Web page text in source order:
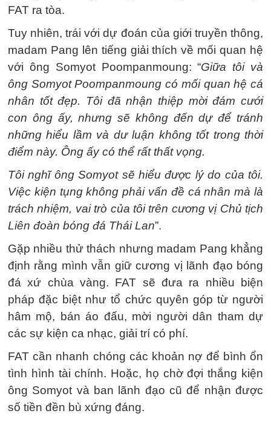
FAT ra tòa.
Tuy nhiên, trái với dự đoán của giới truyền thông,
madam Pang lên tiếng giải thích về mối quan hệ
với ông Somyot Poompanmoung: “Giữa tôi và
ông Somyot Poompanmoung có mối quan hệ cá
nhân tốt đẹp. Tôi đã nhận thiệp mời đám cưới
con ông ấy, nhưng sẽ không đến dự để tránh
những hiểu lầm và dư luận không tốt trong thời
điểm này. Ông ấy có thể rất thất vọng.
Tôi nghĩ ông Somyot sẽ hiểu được lý do của tôi.
Việc kiện tụng không phải vấn đề cá nhân mà là
trách nhiệm, vai trò của tôi trên cương vị Chủ tịch
Liên đoàn bóng đá Thái Lan”.
Gặp nhiều thử thách nhưng madam Pang khẳng
định rằng mình vẫn giữ cương vị lãnh đạo bóng
đá xứ chùa vàng. FAT sẽ đưa ra nhiều biện
pháp đặc biệt như tổ chức quyên góp từ người
hâm mộ, bán áo đấu, mời người dân tham dự
các sự kiện ca nhạc, giải trí có phí.
FAT cần nhanh chóng các khoản nợ để bình ổn
tình hình tài chính. Hoặc, họ chờ đợi thắng kiện
ông Somyot và ban lãnh đạo cũ để nhận được
số tiền đền bù xứng đáng.